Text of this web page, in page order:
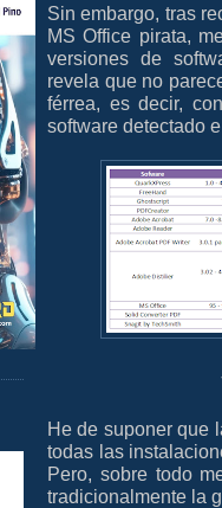
Sin embargo, tras
MS Office pirata,
versiones de
revela que no
férrea, es decir,
software detectado
He de suponer que
todas las
Pero, sobre todo
tradicionalmente la